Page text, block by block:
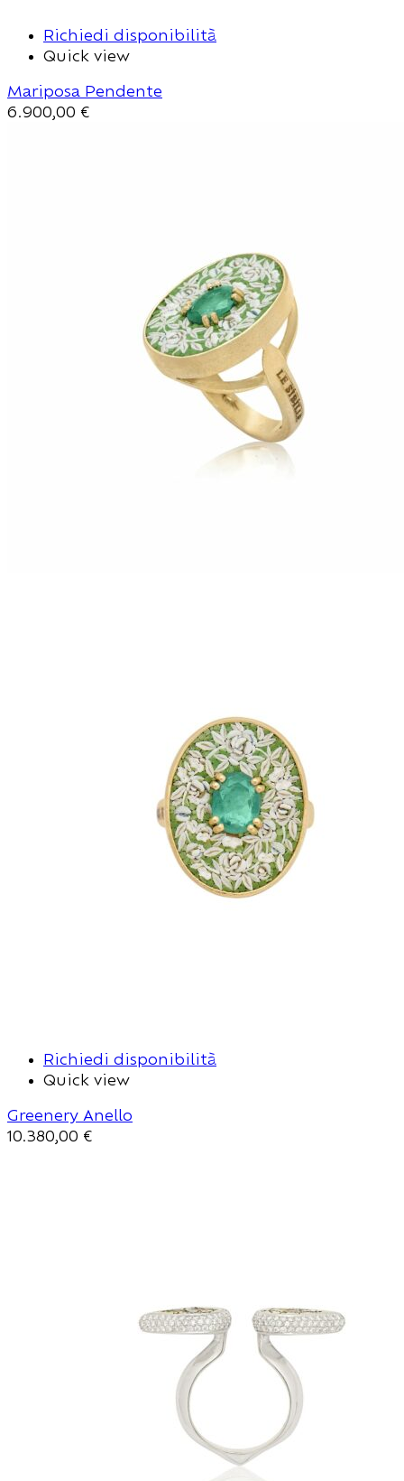
Richiedi disponibilità
Quick view
Mariposa Pendente
6.900,00 €
Richiedi disponibilità
Quick view
Greenery Anello
10.380,00 €